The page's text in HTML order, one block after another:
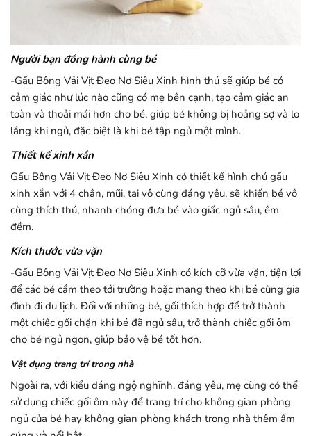
Người bạn đồng hành cùng bé
-Gấu Bông Vải Vịt Đeo Nơ Siêu Xinh hình thú sẽ giúp bé có
cảm giác như lúc nào cũng có mẹ bên cạnh, tạo cảm giác an
toàn và thoải mái hơn cho bé, giúp bé không bị hoảng sợ và lo
lắng khi ngủ, đặc biệt là khi bé tập ngủ một mình.
Thiết kế xinh xắn
Gấu Bông Vải Vịt Đeo Nơ Siêu Xinh có thiết kế hình chú gấu
xinh xắn với 4 chân, mũi, tai vô cùng đáng yêu, sẽ khiến bé vô
cùng thích thú, nhanh chóng đưa bé vào giấc ngủ sâu, êm
đềm.
Kích thước vừa vặn
-Gấu Bông Vải Vịt Đeo Nơ Siêu Xinh có kích cỡ vừa vặn, tiện lợi
để các bé cầm theo tới trường hoặc mang theo khi bé cùng gia
đình đi du lịch. Đối với những bé, gối thích hợp để trở thành
một chiếc gối chặn khi bé đã ngủ sâu, trở thành chiếc gối ôm
cho bé ngủ ngon, giúp bảo vệ bé tốt hơn.
Vật dụng trang trí trong nhà
Ngoài ra, với kiểu dáng ngộ nghĩnh, đáng yêu, mẹ cũng có thể
sử dụng chiếc gối ôm này để trang trí cho không gian phòng
ngủ của bé hay không gian phòng khách trong nhà thêm ấm